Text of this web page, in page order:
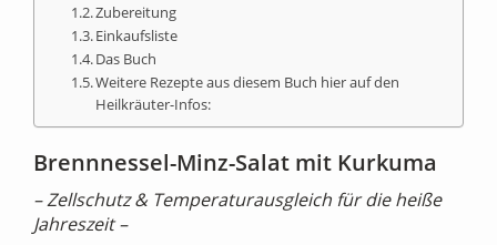
Zubereitung
Einkaufsliste
Das Buch
Weitere Rezepte aus diesem Buch hier auf den
Heilkräuter-Infos:
Brennnessel-Minz-Salat mit Kurkuma
– Zellschutz & Temperaturausgleich für die heiße
Jahreszeit –